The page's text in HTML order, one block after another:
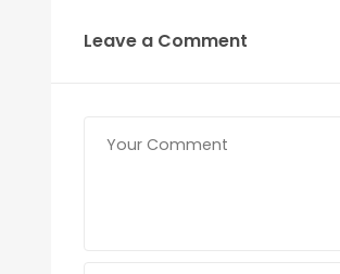
Leave a Comment